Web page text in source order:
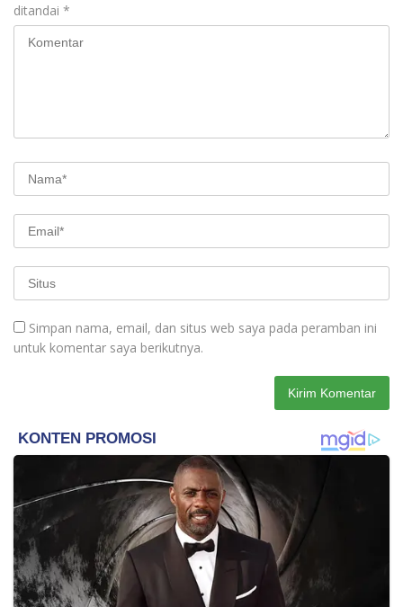
ditandai *
Simpan nama, email, dan situs web saya pada peramban ini
untuk komentar saya berikutnya.